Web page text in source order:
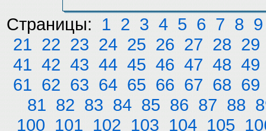
Страницы: 1 2 3 4 5 6 7 8 9
21 22 23 24 25 26 27 28 29
41 42 43 44 45 46 47 48 49
61 62 63 64 65 66 67 68 69
81 82 83 84 85 86 87 88
100 101 102 103 104 105